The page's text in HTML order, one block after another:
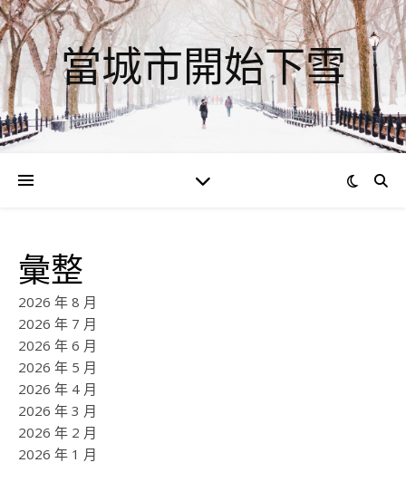
當城市開始下雪
彙整
2026 年 8 月
2026 年 7 月
2026 年 6 月
2026 年 5 月
2026 年 4 月
2026 年 3 月
2026 年 2 月
2026 年 1 月